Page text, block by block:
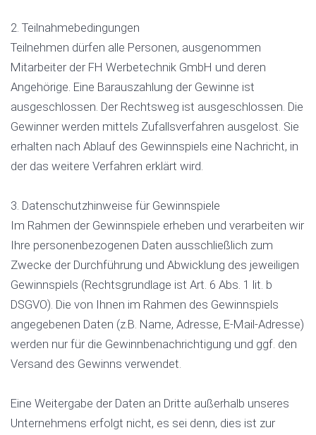
2. Teilnahmebedingungen
Teilnehmen dürfen alle Personen, ausgenommen
Mitarbeiter der FH Werbetechnik GmbH und deren
Angehörige. Eine Barauszahlung der Gewinne ist
ausgeschlossen. Der Rechtsweg ist ausgeschlossen. Die
Gewinner werden mittels Zufallsverfahren ausgelost. Sie
erhalten nach Ablauf des Gewinnspiels eine Nachricht, in
der das weitere Verfahren erklärt wird.
3. Datenschutzhinweise für Gewinnspiele
Im Rahmen der Gewinnspiele erheben und verarbeiten wir
Ihre personenbezogenen Daten ausschließlich zum
Zwecke der Durchführung und Abwicklung des jeweiligen
Gewinnspiels (Rechtsgrundlage ist Art. 6 Abs. 1 lit. b
DSGVO). Die von Ihnen im Rahmen des Gewinnspiels
angegebenen Daten (z.B. Name, Adresse, E-Mail-Adresse)
werden nur für die Gewinnbenachrichtigung und ggf. den
Versand des Gewinns verwendet.
Eine Weitergabe der Daten an Dritte außerhalb unseres
Unternehmens erfolgt nicht, es sei denn, dies ist zur